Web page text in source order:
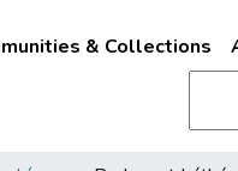
& Collections